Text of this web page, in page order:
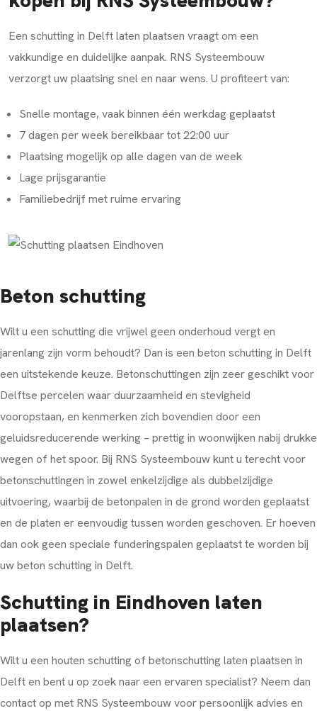
Een schutting in Delft laten plaatsen vraagt om een
vakkundige en duidelijke aanpak. RNS Systeembouw
verzorgt uw plaatsing snel en naar wens. U profiteert van:
Snelle montage, vaak binnen één werkdag geplaatst
7 dagen per week bereikbaar tot 22:00 uur
Plaatsing mogelijk op alle dagen van de week
Lage prijsgarantie
Familiebedrijf met ruime ervaring
Beton schutting
Wilt u een schutting die vrijwel geen onderhoud vergt en
jarenlang zijn vorm behoudt? Dan is een beton schutting in Delft
een uitstekende keuze. Betonschuttingen zijn zeer geschikt voor
Delftse percelen waar duurzaamheid en stevigheid
vooropstaan, en kenmerken zich bovendien door een
geluidsreducerende werking – prettig in woonwijken nabij drukke
wegen of het spoor. Bij RNS Systeembouw kunt u terecht voor
betonschuttingen in zowel enkelzijdige als dubbelzijdige
uitvoering, waarbij de betonpalen in de grond worden geplaatst
en de platen er eenvoudig tussen worden geschoven. Er hoeven
dan ook geen speciale funderingspalen geplaatst te worden bij
uw beton schutting in Delft.
Schutting in Eindhoven laten
plaatsen?
Wilt u een houten schutting of betonschutting laten plaatsen in
Delft en bent u op zoek naar een ervaren specialist? Neem dan
contact op met RNS Systeembouw voor persoonlijk advies en